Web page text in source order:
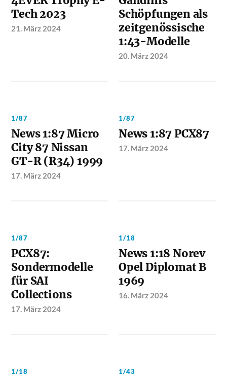
Tech 2023
21. März 2024
Schöpfungen als
zeitgenössische
1:43-Modelle
20. März 2024
1/87
News 1:87 Micro
City 87 Nissan
GT-R (R34) 1999
17. März 2024
1/87
News 1:87 PCX87
17. März 2024
1/87
PCX87:
Sondermodelle
für SAI
Collections
17. März 2024
1/18
News 1:18 Norev
Opel Diplomat B
1969
16. März 2024
1/18 1/43